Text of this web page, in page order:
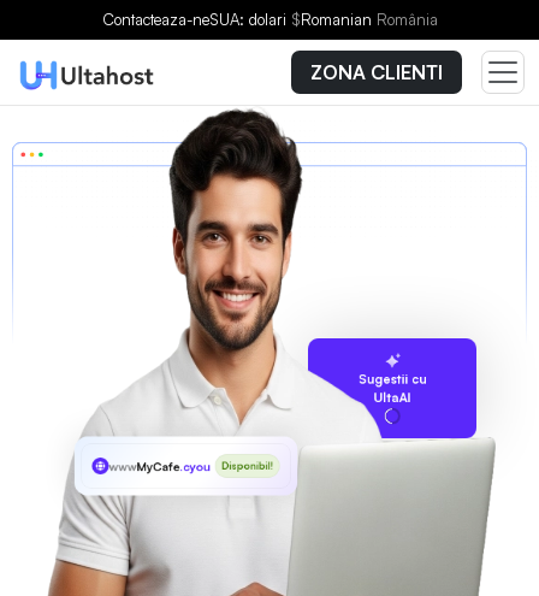
Contacteaza-neSUA: dolari $Romanian România
ZONA CLIENTI
Sugestii cu
UltaAI
wwwMyCafe.cyou Disponibil!